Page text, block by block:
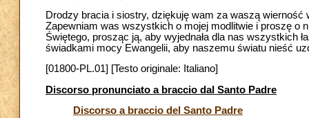
Drodzy bracia i siostry, dziękuję wam za waszą wierność
Zapewniam was wszystkich o mojej modlitwie i proszę o
Świętego, prosząc ją, aby wyjednała dla nas wszystkich
świadkami mocy Ewangelii, aby naszemu światu nieść
[01800-PL.01] [Testo originale: Italiano]
Discorso pronunciato a braccio dal Santo Padre
Discorso a braccio del Santo Padre